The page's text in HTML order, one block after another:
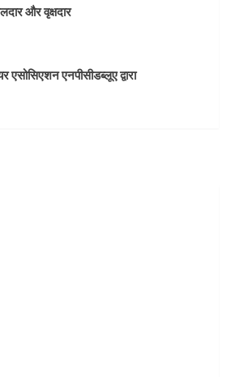
और वृक्षदार
एनपीसीडब्लूए द्वारा